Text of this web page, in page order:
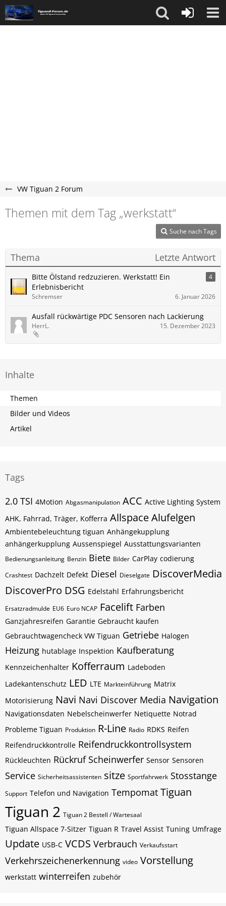
VW Tiguan 2 Forum
Themen mit dem Tag „werkstatt“
Suche nach Tags
Thema Letzte Antwort
Bitte Ölstand redzuzieren. Werkstatt! Ein
Erlebnisbericht
4
Schremser 6. Januar 2026
Ausfall rückwärtige PDC Sensoren nach Lackierung
HerrL. 15. Dezember 2023
Inhalte
Themen
Bilder und Videos
Artikel
Tags
2.0 TSI 4Motion Abgasmanipulation ACC Active Lighting System
AHK, Fahrrad, Träger, Kofferra AllspaceAlufelgen
Ambientebeleuchtung tiguan Anhängekupplung
anhängerkupplung Aussenspiegel Ausstattungsvarianten
Bedienungsanleitung Benzin Biete Bilder CarPlay codierung
Crashtest Dachzelt Defekt Diesel Dieselgate DiscoverMedia
DiscoverPro DSG Edelstahl Erfahrungsbericht
Ersatzradmulde EU6 Euro NCAP Facelift Farben
Ganzjahresreifen Garantie Gebraucht kaufen
Gebrauchtwagencheck VW Tiguan Getriebe Halogen
Heizung hutablage Inspektion Kaufberatung
Kennzeichenhalter Kofferraum Ladeboden
Ladekantenschutz LED LTE Markteinführung Matrix
Motorisierung Navi Navi Discover Media Navigation
Navigationsdaten Nebelscheinwerfer Netiquette Notrad
Probleme Tiguan Produktion R-Line Radio RDKS Reifen
Reifendruckkontrolle Reifendruckkontrollsystem
Rückleuchten Rückruf Scheinwerfer Sensor Sensoren
Service Sicherheitsassistenten sitze Sportfahrwerk Stosstange
Support Telefon und Navigation Tempomat Tiguan
Tiguan 2 Tiguan 2 Bestell / Wartesaal
Tiguan Allspace 7-Sitzer Tiguan R Travel Assist Tuning Umfrage
Update USB-C VCDS Verbrauch Verkaufsstart
Verkehrszeichenerkennung video Vorstellung
werkstatt winterreifen zubehör